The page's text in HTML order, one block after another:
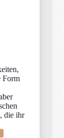
Form
die ihr